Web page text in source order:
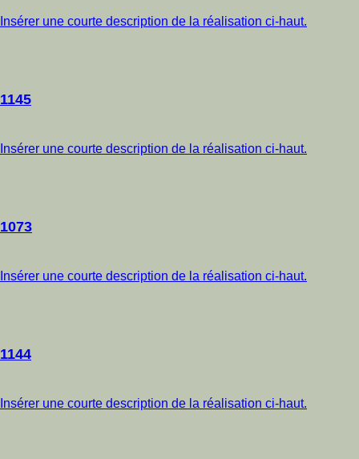
Insérer une courte description de la réalisation ci-haut.
1145
Insérer une courte description de la réalisation ci-haut.
1073
Insérer une courte description de la réalisation ci-haut.
1144
Insérer une courte description de la réalisation ci-haut.